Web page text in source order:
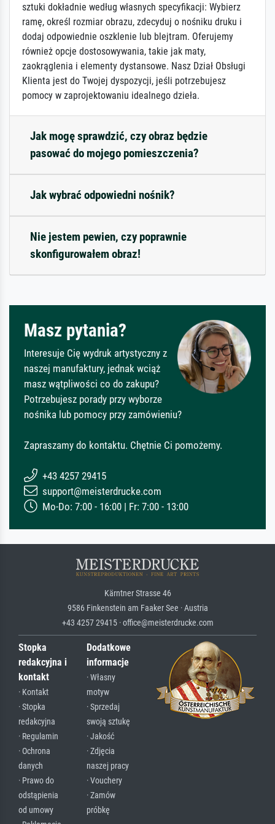
sztuki dokładnie według własnych specyfikacji: Wybierz
ramę, określ rozmiar obrazu, zdecyduj o nośniku druku i
dodaj odpowiednie oszklenie lub blejtram. Oferujemy
również opcje dostosowywania, takie jak maty,
zaokrąglenia i elementy dystansowe. Nasz Dział Obsługi
Klienta jest do Twojej dyspozycji, jeśli potrzebujesz
pomocy w zaprojektowaniu idealnego dzieła.
Jak mogę sprawdzić, czy obraz będzie
pasować do mojego pomieszczenia?
Jak wybrać odpowiedni nośnik?
Nie jestem pewien, czy poprawnie
skonfigurowałem obraz!
Masz pytania?
Interesuje Cię wydruk artystyczny z
naszej manufaktury, jednak wciąż
masz wątpliwości co do zakupu?
Potrzebujesz porady przy wyborze
nośnika lub pomocy przy zamówieniu?
Zapraszamy do kontaktu. Chętnie Ci pomożemy.
+43 4257 29415
support@meisterdrucke.com
Mo-Do: 7:00 - 16:00 | Fr: 7:00 - 13:00
Kärntner Strasse 46
9586 Finkenstein am Faaker See · Austria
+43 4257 29415 · office@meisterdrucke.com
Stopka
redakcyjna i
kontakt
· Kontakt
· Stopka
redakcyjna
· Regulamin
· Ochrona
danych
· Prawo do
odstąpienia
od umowy
Dodatkowe
informacje
· Własny
motyw
· Sprzedaj
swoją sztukę
· Jakość
· Zdjęcia
naszej pracy
· Vouchery
· Zamów
próbkę